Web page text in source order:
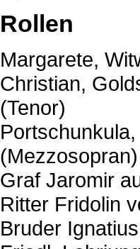
Rollen
Margarete,
Christian,
(Tenor)
(Mezzosopran)
Graf Jaromir
Ritter Fridolin
Bruder